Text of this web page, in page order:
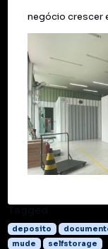
negócio crescer
deposito
mude
selfstorage